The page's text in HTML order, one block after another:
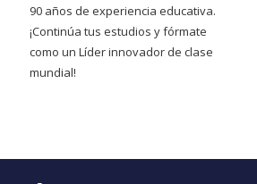
90 años de experiencia educativa.
¡Continúa tus estudios y fórmate
como un Líder innovador de clase
mundial!